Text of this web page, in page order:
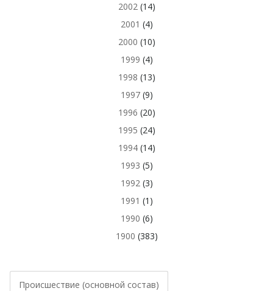
2002(14)
2001 (4)
2000 (10)
1999 (4)
1998 (13)
1997(9)
1996 (20)
1995 (24)
1994(14)
1993 (5)
1992(3)
1991 (1)
1990 (6)
1900 (383)
Происшествие (основной состав)